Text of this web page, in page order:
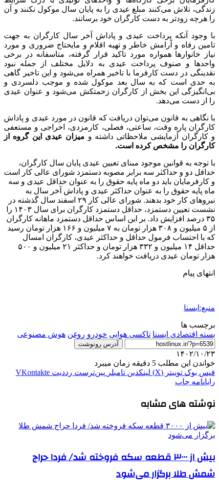
زندگی، تلاش می‌کنند مبلغ عیدی را به پایان سال موکول نکنند و آن
را هرچه زودتر به دست کارگران خود برسانند.
با وجود آنکه پرداخت عیدی و پاداش آخر سال کارگران به جهت
تامین رفاه و آرامش خاطر و تهیه اقلام و مایحتاج ضروری و مورد
نیاز خانوارها همواره مورد تاکید قرار گرفته، متاسفانه در برخی
واحدها و صنوف پرداخت عیدی به دلایل مختلف از جمله نبود
نقدینگی در دست کارفرما با تاخیر همراه می‌شود و این تاخیر گاهی
به حدی است که به سال بعد موکول شده و موجب دلسردی و
بی‌انگیزگی این بخش از کارگران زحمتکش می‌شود و عنوان عیدی
را از دست می‌دهد.
با نگاهی به قانون می‌توان دریافت که قانون در مورد عیدی و پاداش
کارگران پاره وقت، ساعتی، فصلی، کارمزدی، اخراجی و مستعفی
و کارگران آزمایشی ملاحظاتی داشته و میزان عیدی این گروه از
کارگران را مشخص کرده است.
با توجه به قوانین موجود مبنای تعیین عیدی پایان سال کارگران،
حداقل دو و حداکثر سه برابر مصوبه دستمزد شورای عالی کار است
و کارفرمایان باید دو ماه پایه حقوق را به عنوان حداقل عیدی و سه
ماه پایه حقوق را به عنوان حداکثر عیدی و پاداش آخر سال به
نیروهای کار خود بدهند. شورای عالی کار ۲۹ اسفند سال گذشته در
نشست تعیین دستمزد، حداقل دستمزد کارگران برای سال ۱۴۰۳ را
۳۵ درصد افزایش داد. بر این اساس حداقل دستمزد ماهانه کارگران
از ۵ میلیون و ۳۰۸ هزار تومان به ۷ میلیون و ۱۶۶ هزار تومان رسید
که با احتساب فرمول حداقل و حداکثر عیدی، کارگران امسال
حداقل ۱۴ میلیون و ۳۳۲ هزار تومان و حداکثر ۲۱ میلیون و ۵۰۰
هزار تومان عیدی دریافت خواهند کرد.
انتهای پیام
منبع:ایسنا
برچسب ها
بسته اقتصادی ایسنا تاکسی هوایی خودرو روغن هوش مصنوعی
آدرس رونوشت
۱۴۰۲/۱۰/۲۳
خواندن این مطلب 5 دقیقه زمان میبرد
فیس بوک توییتر (X) لینکدین ‫تامبلر ‫پین‌ترست ‫رددیت ‫VKontakte
رایانامه چاپ
نوشته های مشابه
بیش از ۳۰۰۰ قطعه سکه فروخته شد/ فردا حراج
شمش طلا برگزار می‌شود